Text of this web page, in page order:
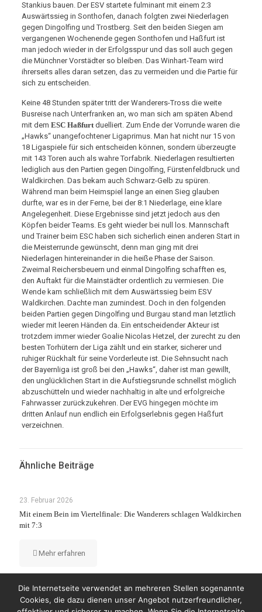
Stankius bauen. Der ESV startete fulminant mit einem 2:3
Auswärtssieg in Sonthofen, danach folgten zwei Niederlagen
gegen Dingolfing und Trostberg. Seit den beiden Siegen am
vergangenen Wochenende gegen Sonthofen und Haßfurt ist
man jedoch wieder in der Erfolgsspur und das soll auch gegen
die Münchner Vorstädter so bleiben. Das Winhart-Team wird
ihrerseits alles daran setzen, das zu vermeiden und die Partie für
sich zu entscheiden.
Keine 48 Stunden später tritt der Wanderers-Tross die weite
Busreise nach Unterfranken an, wo man sich am späten Abend
mit dem ESC Haßfurtduelliert. Zum Ende der Vorrunde waren die
„Hawks“ unangefochtener Ligaprimus. Man hat nicht nur 15 von
18 Ligaspiele für sich entscheiden können, sondern überzeugte
mit 143 Toren auch als wahre Torfabrik. Niederlagen resultierten
lediglich aus den Partien gegen Dingolfing, Fürstenfeldbruck und
Waldkirchen. Das bekam auch Schwarz-Gelb zu spüren.
Während man beim Heimspiel lange an einen Sieg glauben
durfte, war es in der Ferne, bei der 8:1 Niederlage, eine klare
Angelegenheit. Diese Ergebnisse sind jetzt jedoch aus den
Köpfen beider Teams. Es geht wieder bei null los. Mannschaft
und Trainer beim ESC haben sich sicherlich einen anderen Start in
die Meisterrunde gewünscht, denn man ging mit drei
Niederlagen hintereinander in die heiße Phase der Saison.
Zweimal Reichersbeuern und einmal Dingolfing schafften es,
den Auftakt für die Mainstädter ordentlich zu vermiesen. Die
Wende kam schließlich mit dem Auswärtssieg beim ESV
Waldkirchen. Dachte man zumindest. Doch in den folgenden
beiden Partien gegen Dingolfing und Burgau stand man letztlich
wieder mit leeren Händen da. Ein entscheidender Akteur ist
trotzdem immer wieder Goalie Nicolas Hetzel, der zurecht zu den
besten Torhütern der Liga zählt und ein starker, sicherer und
ruhiger Rückhalt für seine Vorderleute ist. Die Sehnsucht nach
der Bayernliga ist groß bei den „Hawks“, daher ist man gewillt,
den unglücklichen Start in die Aufstiegsrunde schnellst möglich
abzuschütteln und wieder nachhaltig in alte und erfolgreiche
Fahrwasser zurückzukehren. Der EVG hingegen möchte im
dritten Anlauf nun endlich ein Erfolgserlebnis gegen Haßfurt
verzeichnen.
Ähnliche Beiträge
23. Februar 2026
Mit einem Bein im Viertelfinale: Die Wanderers schlagen Waldkirchen
mit 7:3
Mehr erfahren
Die Internetseite verwendet an mehreren Stellen sogenannte
Cookies, die dazu dienen unser Angebot nutzerfreundlicher,